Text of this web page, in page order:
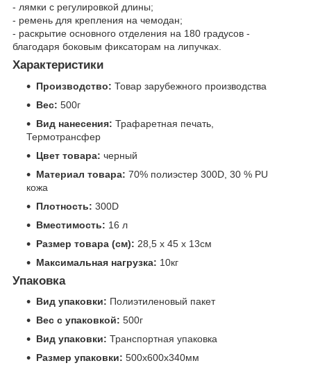
- лямки с регулировкой длины;
- ремень для крепления на чемодан;
- раскрытие основного отделения на 180 градусов -
благодаря боковым фиксаторам на липучках.
Характеристики
Производство: Товар зарубежного производства
Вес: 500г
Вид нанесения: Трафаретная печать,
Термотрансфер
Цвет товара: черный
Материал товара: 70% полиэстер 300D, 30 % PU
кожа
Плотность: 300D
Вместимость: 16 л
Размер товара (см): 28,5 х 45 х 13см
Максимальная нагрузка: 10кг
Упаковка
Вид упаковки: Полиэтиленовый пакет
Вес с упаковкой: 500г
Вид упаковки: Транспортная упаковка
Размер упаковки: 500x600x340мм